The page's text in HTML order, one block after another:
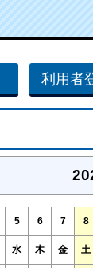
利用者
5 6 7 8
水 木 金 土